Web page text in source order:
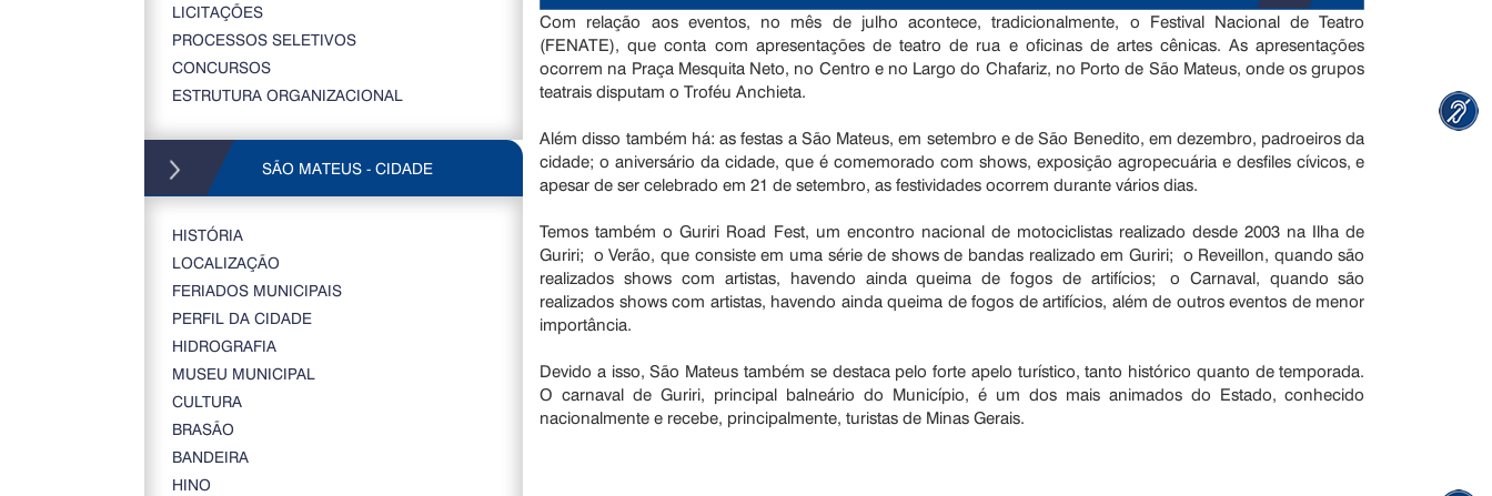
LICITAÇÕES
PROCESSOS SELETIVOS
CONCURSOS
ESTRUTURA ORGANIZACIONAL
SÃO MATEUS - CIDADE
HISTÓRIA
LOCALIZAÇÃO
FERIADOS MUNICIPAIS
PERFIL DA CIDADE
HIDROGRAFIA
MUSEU MUNICIPAL
CULTURA
BRASÃO
BANDEIRA
HINO
Com relação aos eventos, no mês de julho acontece, tradicionalmente, o Festival Nacional de Teatro
(FENATE), que conta com apresentações de teatro de rua e oficinas de artes cênicas. As apresentações
ocorrem na Praça Mesquita Neto, no Centro e no Largo do Chafariz, no Porto de São Mateus, onde os grupos
teatrais disputam o Troféu Anchieta.
Além disso também há: as festas a São Mateus, em setembro e de São Benedito, em dezembro, padroeiros da
cidade; o aniversário da cidade, que é comemorado com shows, exposição agropecuária e desfiles cívicos, e
apesar de ser celebrado em 21 de setembro, as festividades ocorrem durante vários dias.
Temos também o Guriri Road Fest, um encontro nacional de motociclistas realizado desde 2003 na Ilha de
Guriri; o Verão, que consiste em uma série de shows de bandas realizado em Guriri; o Reveillon, quando são
realizados shows com artistas, havendo ainda queima de fogos de artifícios; o Carnaval, quando são
realizados shows com artistas, havendo ainda queima de fogos de artifícios, além de outros eventos de menor
importância.
Devido a isso, São Mateus também se destaca pelo forte apelo turístico, tanto histórico quanto de temporada.
O carnaval de Guriri, principal balneário do Município, é um dos mais animados do Estado, conhecido
nacionalmente e recebe, principalmente, turistas de Minas Gerais.